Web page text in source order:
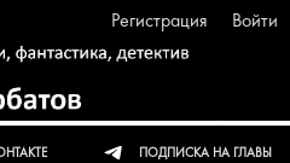
Регистрация Войти
ПОДПИСКА НА ГЛАВЫ